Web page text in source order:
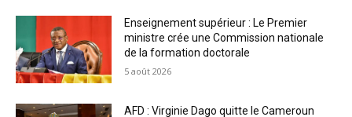
Enseignement supérieur : Le Premier
ministre crée une Commission nationale
de la formation doctorale
5 août 2026
AFD : Virginie Dago quitte le Cameroun